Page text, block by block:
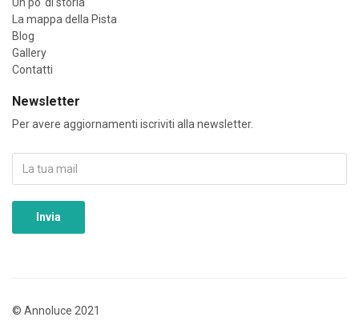
La mappa della Pista
Blog
Gallery
Contatti
Newsletter
Per avere aggiornamenti iscriviti alla newsletter.
© Annoluce 2021